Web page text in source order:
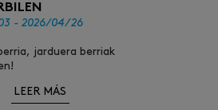
2026/04/03 - 2026/04/26
jarduera berriak
LEER MÁS